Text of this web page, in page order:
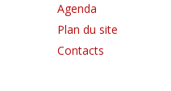
Agenda
Plan du site
Contacts